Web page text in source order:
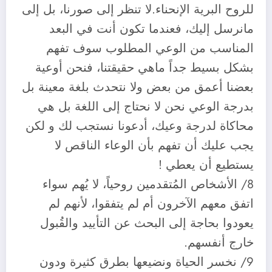
للروح البرية الإنحناء.لا تنظر إلى صورنا، بل إلى
مانرسل إليك، فعندما تكون أنت في البعد
المناسب من الوعي المطلوب سوف تفهم
بشكل بسيط جداً ماهي حقيقتنا، فنحن أوعية
بعضنا أعمق من بعض ولا نتحدث بلغة معينة بل
بدرجة الوعي نحن لا نحتاج إلى اللغة بل هي
محاكاة لدرجة وعيك، أدعونا نستجب لك و لكن
يجب عليك أن تفهم بأن الوعاء الناقص لا
يستطيع أن يعطي !
8/ ‏الأشخاص المُتقدمين روحياً، لا يُهم سواء
اتفق معهم الآخرون أم لم يتفقوا، لأنهم لم
يعودوا بحاجة إلى البحث عن التأييد والقُبول
خارج أنفسهم.
9/ نخسر الحياة ونضيعها بطرق كثيرة ودون